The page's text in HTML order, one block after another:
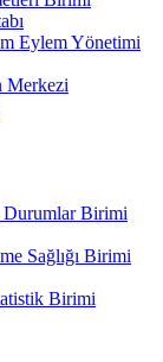
Eylem Yönetimi
Merkezi
Durumlar Birimi
Sağlığı Birimi
Birimi